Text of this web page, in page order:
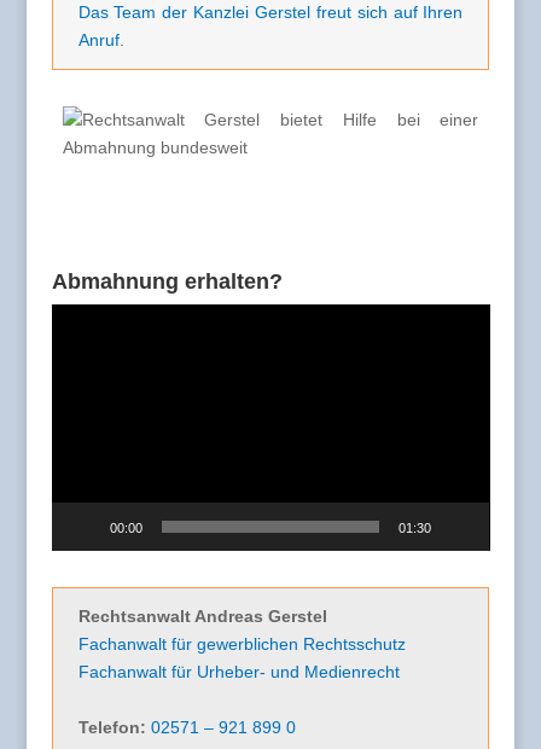
Das Team der Kanzlei Gerstel freut sich auf Ihren
Anruf.
Abmahnung erhalten?
00:00 01:30
Rechtsanwalt Andreas Gerstel
Fachanwalt für gewerblichen Rechtsschutz
Fachanwalt für Urheber- und Medienrecht
Telefon: 02571 – 921 899 0